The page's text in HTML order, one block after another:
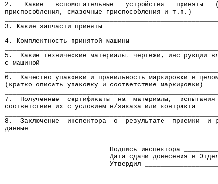
2.   Какие   вспомогательные   устройства   приняты
приспособления, смазочные приспособления и т.п.)
3. Какие запчасти приняты
4. Комплектность принятой машины
5.  Какие технические материалы, чертежи, инструкции
с машиной
6.  Качество упаковки и правильность маркировки в
(кратко описать упаковку и соответствие маркировки)
7.  Полученные  сертификаты  на  материалы,
соответствие их с условием н/заказа или контракта
8.  Заключение  инспектора  о  результате  приемки  и
данные
Подпись инспектора
Дата сдачи донесения в
Утвердил